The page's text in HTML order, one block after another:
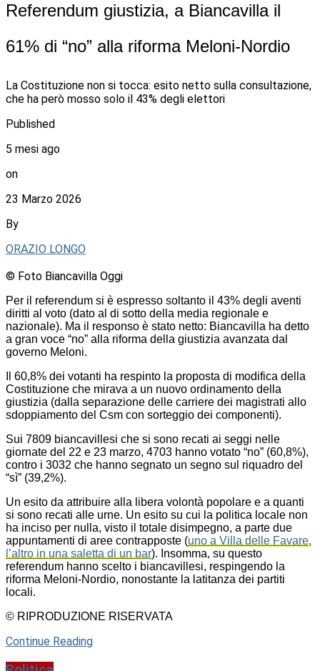
Referendum giustizia, a Biancavilla il
61% di “no” alla riforma Meloni-Nordio
La Costituzione non si tocca: esito netto sulla consultazione,
che ha però mosso solo il 43% degli elettori
Published
5 mesi ago
on
23 Marzo 2026
By
ORAZIO LONGO
© Foto Biancavilla Oggi
Per il referendum si è espresso soltanto il 43% degli aventi
diritti al voto (dato al di sotto della media regionale e
nazionale). Ma il responso è stato netto: Biancavilla ha detto
a gran voce “no” alla riforma della giustizia avanzata dal
governo Meloni.
Il 60,8% dei votanti ha respinto la proposta di modifica della
Costituzione che mirava a un nuovo ordinamento della
giustizia (dalla separazione delle carriere dei magistrati allo
sdoppiamento del Csm con sorteggio dei componenti).
Sui 7809 biancavillesi che si sono recati ai seggi nelle
giornate del 22 e 23 marzo, 4703 hanno votato “no” (60,8%),
contro i 3032 che hanno segnato un segno sul riquadro del
“sì” (39,2%).
Un esito da attribuire alla libera volontà popolare e a quanti
si sono recati alle urne. Un esito su cui la politica locale non
ha inciso per nulla, visto il totale disimpegno, a parte due
appuntamenti di aree contrapposte (uno a Villa delle Favare,
l’altro in una saletta di un bar). Insomma, su questo
referendum hanno scelto i biancavillesi, respingendo la
riforma Meloni-Nordio, nonostante la latitanza dei partiti
locali.
© RIPRODUZIONE RISERVATA
Continue Reading